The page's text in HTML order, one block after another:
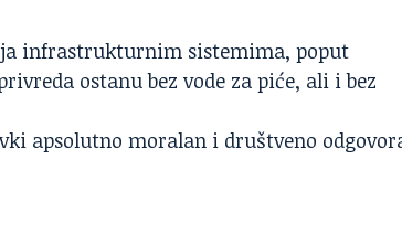
infrastrukturnim sistemima, poput
ostanu bez vode za piće, ali i bez
apsolutno moralan i društveno